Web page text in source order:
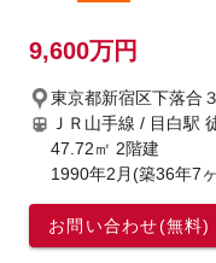
9,600万円
東京都新宿区下落合
ＪＲ山手線 / 目白駅
47.72㎡ 2階建
1990年2月(築36年7
お問い合わせ(無料)